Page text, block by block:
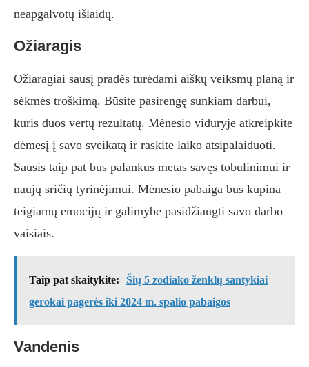
neapgalvotų išlaidų.
Ožiaragis
Ožiaragiai sausį pradės turėdami aiškų veiksmų planą ir
sėkmės troškimą. Būsite pasirengę sunkiam darbui,
kuris duos vertų rezultatų. Mėnesio viduryje atkreipkite
dėmesį į savo sveikatą ir raskite laiko atsipalaiduoti.
Sausis taip pat bus palankus metas savęs tobulinimui ir
naujų sričių tyrinėjimui. Mėnesio pabaiga bus kupina
teigiamų emocijų ir galimybe pasidžiaugti savo darbo
vaisiais.
Taip pat skaitykite:
Šių 5 zodiako ženklų santykiai
gerokai pagerės iki 2024 m. spalio pabaigos
Vandenis